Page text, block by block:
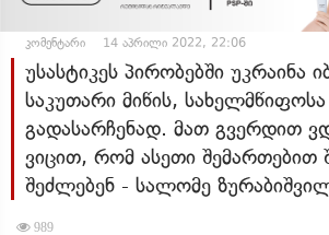
კომენტარი 14 აპრილი 2022, 22:06
უსასტიკეს პირობებში უკრაინა
საკუთარი მიწის,
გადასარჩენად. მათ გვერდით
ვიცით, რომ ასეთი შემართებით
შეძლებენ - სალომე
989